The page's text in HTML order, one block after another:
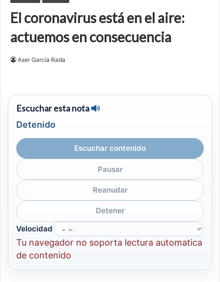
El coronavirus está en el aire:
actuemos en consecuencia
Aser García Rada
Escuchar esta nota
Detenido
Escuchar contenido
Pausar
Reanudar
Detener
Velocidad
Tu navegador no soporta lectura automatica
de contenido